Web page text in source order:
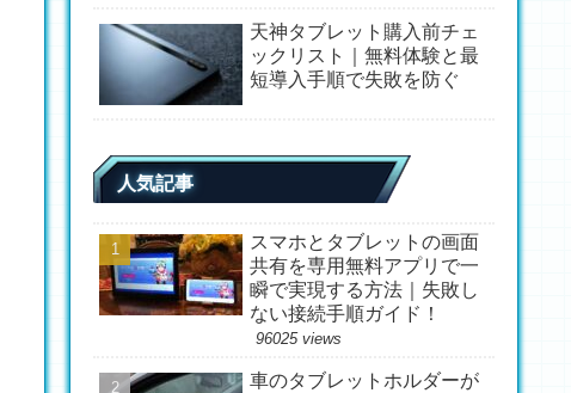
天神タブレット購入前チェ
ックリスト｜無料体験と最
短導入手順で失敗を防ぐ
人気記事
スマホとタブレットの画面
共有を専用無料アプリで一
瞬で実現する方法｜失敗し
ない接続手順ガイド！
96025 views
車のタブレットホルダーが